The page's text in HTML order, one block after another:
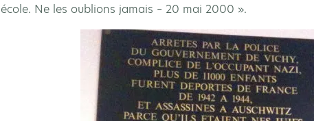
école. Ne les oublions jamais – 20 mai 2000 ».